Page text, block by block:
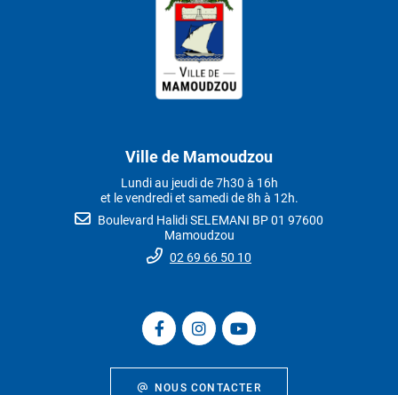
Ville de Mamoudzou
Lundi au jeudi de 7h30 à 16h
et le vendredi et samedi de 8h à 12h.
Boulevard Halidi SELEMANI BP 01 97600
Mamoudzou
02 69 66 50 10
NOUS CONTACTER